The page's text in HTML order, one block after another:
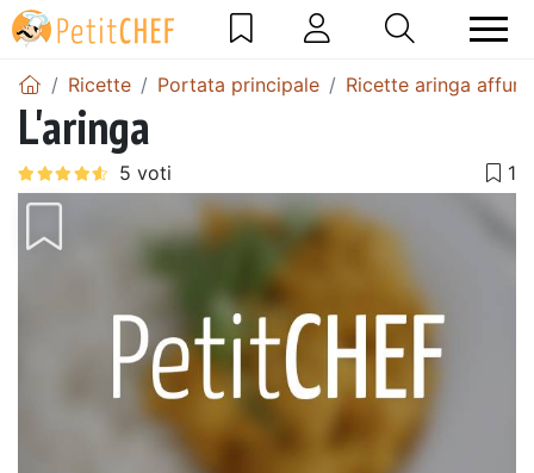
Ricette Portata principale Ricette aringa
L'aringa